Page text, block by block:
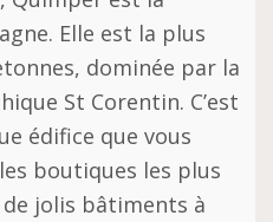
Elle est la plus
dominée par la
St Corentin. C’est
édifice que vous
boutiques les plus
jolis bâtiments à